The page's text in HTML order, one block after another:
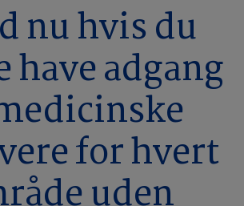
nu hvis du
have adgang
for hvert